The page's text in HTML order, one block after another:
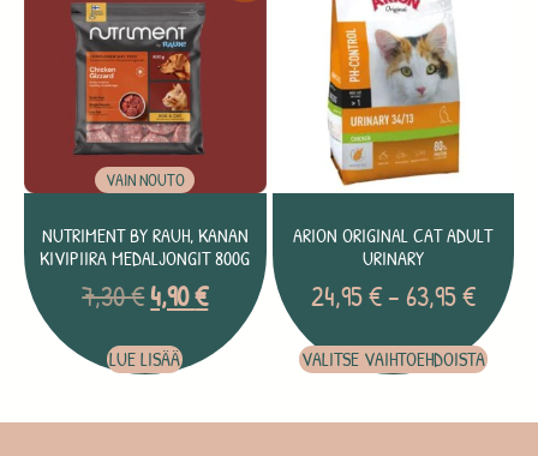
VAIN NOUTO
NUTRIMENT BY RAUH, KANAN
KIVIPIIRA MEDALJONGIT 800G
7,30€4,90€
LUE LISÄÄ
ARION ORIGINAL CAT ADULT
URINARY
24,95€ –63,95€
VALITSE VAIHTOEHDOISTA